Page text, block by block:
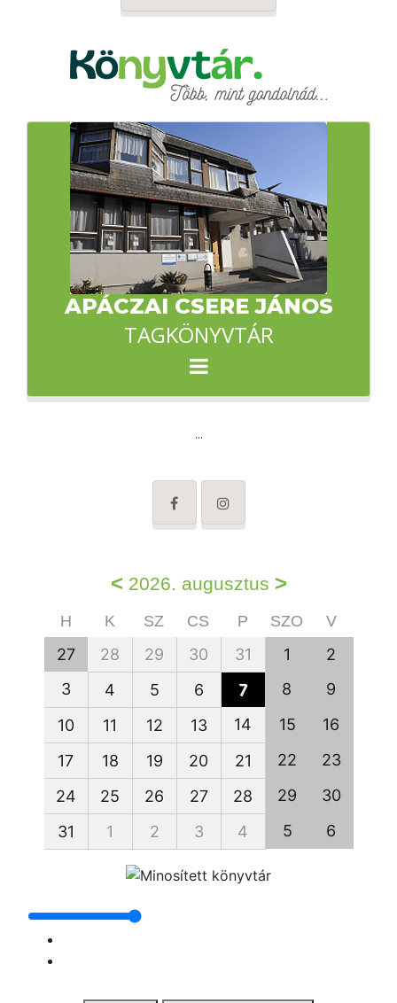
APÁCZAI CSERE JÁNOS
TAGKÖNYVTÁR
...
< 2026. augusztus >
H K SZ CS P SZO V
27 28 29 30 31 1
2
3
4 5 6 7 8
9
10
11 12 13 14 15
16
17
18 19 20 21 22
23
24
25 26 27 28 29
30
31
1 2 3 4 5 6